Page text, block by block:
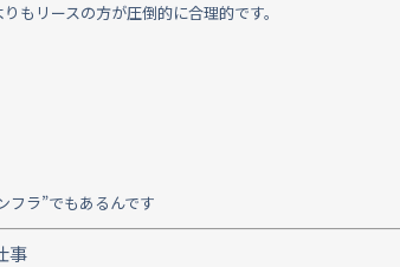
もリースの方が圧倒的に合理的です。
フラ”でもあるんです
事